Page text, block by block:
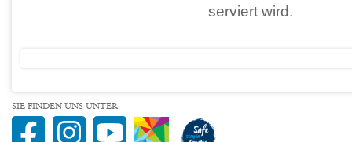
serviert wird.
SIE FINDEN UNS UNTER: